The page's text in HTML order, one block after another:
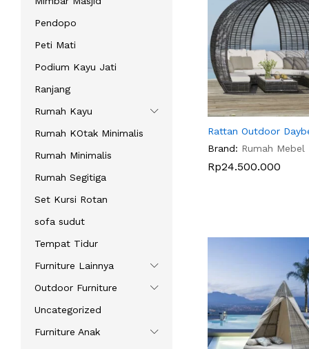
Rattan Outdoor
Brand: Rumah Mebel
Rp24.500.000
Rp24.500.000
Pendopo
Peti Mati
Podium Kayu Jati
Ranjang
Rumah Kayu
Rumah KOtak Minimalis
Rumah Minimalis
Rumah Segitiga
Set Kursi Rotan
sofa sudut
Tempat Tidur
Furniture Lainnya
Outdoor Furniture
Uncategorized
Furniture Anak